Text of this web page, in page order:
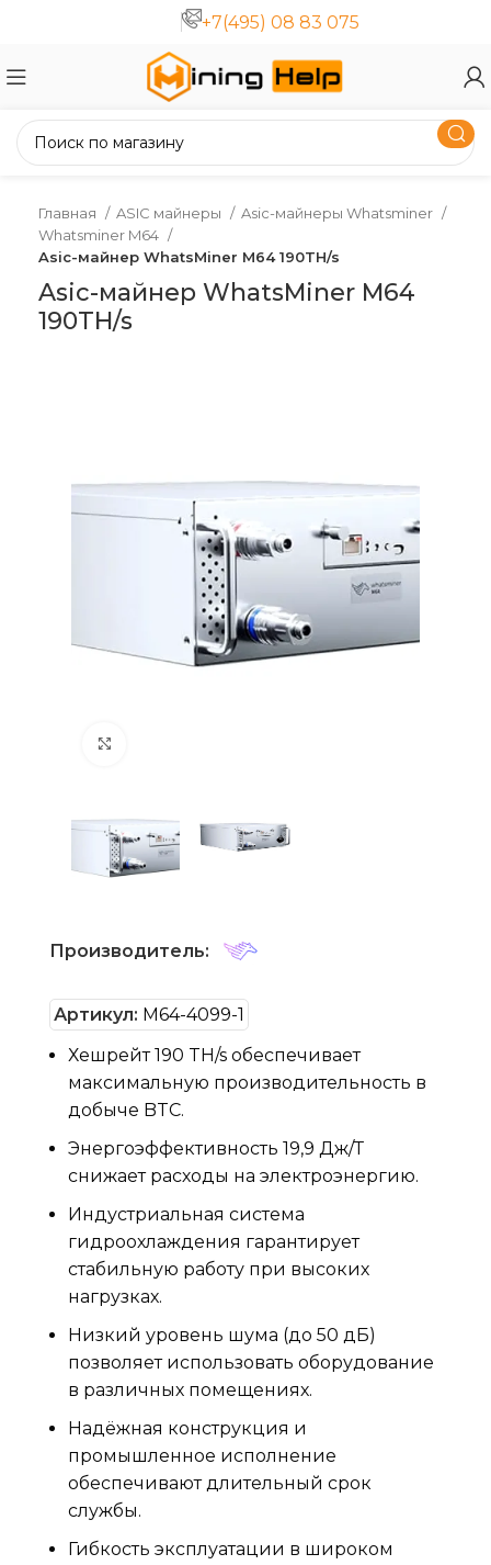
+7(495) 08 83 075
Главная ASIC майнеры
Asic-майнеры Whatsminer
Whatsminer M64
Asic-майнер WhatsMiner M64 190TH/s
Asic-майнер WhatsMiner M64
190TH/s
Производитель:
Артикул: M64-4099-1
Хешрейт 190 TH/s обеспечивает
максимальную производительность в
добыче BTC.
Энергоэффективность 19,9 Дж/Т
снижает расходы на электроэнергию.
Индустриальная система
гидроохлаждения гарантирует
стабильную работу при высоких
нагрузках.
Низкий уровень шума (до 50 дБ)
позволяет использовать оборудование
в различных помещениях.
Надёжная конструкция и
промышленное исполнение
обеспечивают длительный срок
службы.
Гибкость эксплуатации в широком